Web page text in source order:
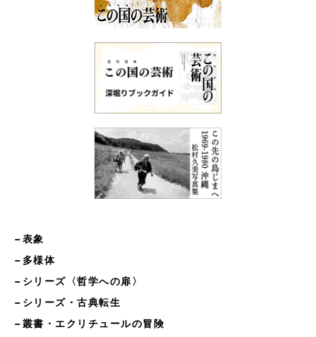
−表象
−多様体
−シリーズ〈哲学への扉〉
−シリーズ・古典転生
−叢書・エクリチュールの冒険